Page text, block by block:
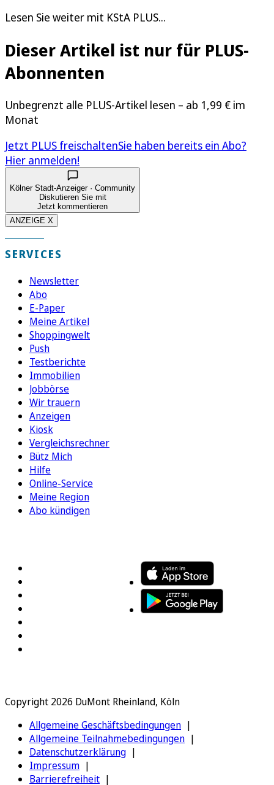
Lesen Sie weiter mit KStA PLUS...
Dieser Artikel ist nur für PLUS-
Abonnenten
Unbegrenzt alle PLUS-Artikel lesen – ab 1,99 € im
Monat
Jetzt PLUS freischaltenSie haben bereits ein Abo?
Hier anmelden!
Kölner Stadt-Anzeiger · Community
Diskutieren Sie mit
Jetzt kommentieren
ANZEIGE X
SERVICES
Newsletter
Abo
E-Paper
Meine Artikel
Shoppingwelt
Push
Testberichte
Immobilien
Jobbörse
Wir trauern
Anzeigen
Kiosk
Vergleichsrechner
Bütz Mich
Hilfe
Online-Service
Meine Region
Abo kündigen
Copyright 2026 DuMont Rheinland, Köln
Allgemeine Geschäftsbedingungen
Allgemeine Teilnahmebedingungen
Datenschutzerklärung
Impressum
Barrierefreiheit